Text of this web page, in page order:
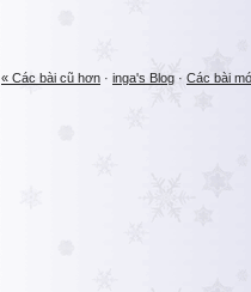
« Các bài cũ hơn · inga's Blog · Các bài